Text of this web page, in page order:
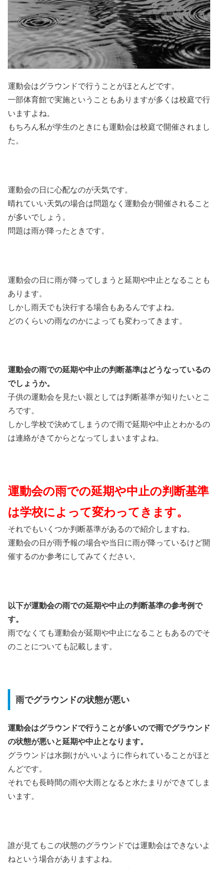
運動会はグラウンドで行うことがほとんどです。
一部体育館で実施ということもありますが多くは校庭で行
いますよね。
もちろん私が学生のときにも運動会は校庭で開催されまし
た。
運動会の日に心配なのが天気です。
晴れていい天気の場合は問題なく運動会が開催されること
が多いでしょう。
問題は雨が降ったときです。
運動会の日に雨が降ってしまうと延期や中止となることも
あります。
しかし雨天でも決行する場合もあるんですよね。
どのくらいの雨なのかによっても変わってきます。
運動会の雨での延期や中止の判断基準はどうなっているの
でしょうか。
子供の運動会を見たい親としては判断基準が知りたいとこ
ろです。
しかし学校で決めてしまうので雨で延期や中止とわかるの
は連絡がきてからとなってしまいますよね。
運動会の雨での延期や中止の判断基準
は学校によって変わってきます。
それでもいくつか判断基準があるので紹介しますね。
運動会の日が雨予報の場合や当日に雨が降っているけど開
催するのか参考にしてみてください。
以下が運動会の雨での延期や中止の判断基準の参考例で
す。
雨でなくても運動会が延期や中止になることもあるのでそ
のことについても記載します。
雨でグラウンドの状態が悪い
運動会はグラウンドで行うことが多いので雨でグラウンド
の状態が悪いと延期や中止となります。
グラウンドは水捌けがいいように作られていることがほと
んどです。
それでも長時間の雨や大雨となると水たまりができてしま
います。
誰が見てもこの状態のグラウンドでは運動会はできないよ
ねという場合がありますよね。